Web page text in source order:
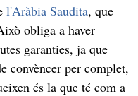
l'Aràbia Saudita, que
obliga a haver
garanties, ja que
convèncer per complet,
és la que té com a